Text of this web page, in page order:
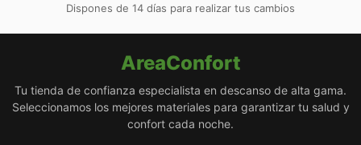
Dispones de 14 días para realizar tus cambios
AreaConfort
Tu tienda de confianza especialista en descanso de alta gama.
Seleccionamos los mejores materiales para garantizar tu salud y
confort cada noche.